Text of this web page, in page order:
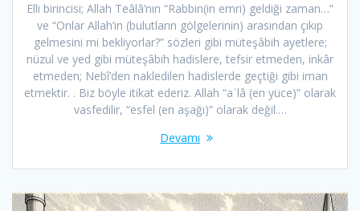
Elli birincisi; Allah Teâlâ’nın “Rabbin(in emri) geldiği zaman…”
ve “Onlar Allah’ın (bulutların gölgelerinin) arasından çıkıp
gelmesini mi bekliyorlar?” sözleri gibi müteşâbih ayetlere;
nüzul ve yed gibi müteşâbih hadislere, tefsir etmeden, inkâr
etmeden; Nebî’den nakledilen hadislerde geçtiği gibi iman
etmektir. . Biz böyle itikat ederiz. Allah “aʿlâ (en yüce)” olarak
vasfedilir, “esfel (en aşağı)” olarak değil.…
Devamı